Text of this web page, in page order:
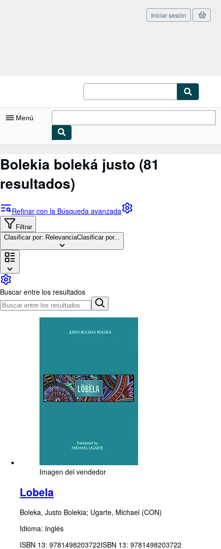
Pasar al contenido principal
Iniciar sesión
Menú
Consultar mis pedidos
Cerrar sesión
Búsqueda avanzada
Colecciones
Libros antiguos
Arte y coleccionismo
Vendedores
Comenzar a vender
Ayuda
Bolekia boleká justo (81
resultados)
Refinar con la Búsqueda avanzada
Filtrar
Clasificar por: RelevanciaClasificar por...
Buscar entre los resultados
Imagen del vendedor
Lobela
Boleka, Justo Bolekia; Ugarte, Michael (CON)
Idioma: Inglés
ISBN 13: 9781498203722ISBN 13: 9781498203722